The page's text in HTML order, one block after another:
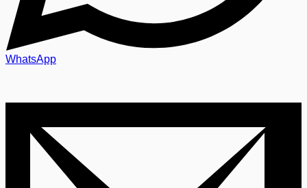
WhatsApp